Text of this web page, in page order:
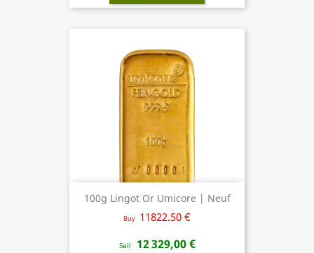
100g Lingot Or Umicore | Neuf
Buy 11822.50 €
Sell 12 329,00 €